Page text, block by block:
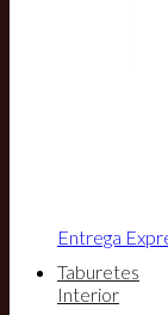
Entrega
Taburetes
Interior